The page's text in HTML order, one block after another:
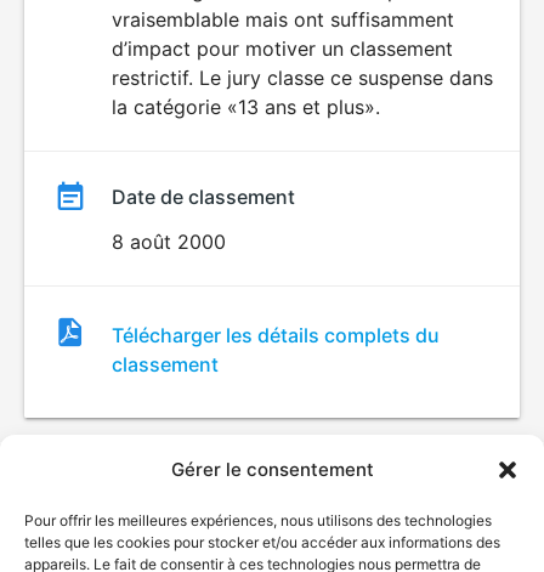
Gérer le consentement
Pour offrir les meilleures expériences, nous utilisons des technologies
telles que les cookies pour stocker et/ou accéder aux informations des
appareils. Le fait de consentir à ces technologies nous permettra de
vraisemblable mais ont suffisamment
d’impact pour motiver un classement
restrictif. Le jury classe ce suspense dans
la catégorie «13 ans et plus».
Date de classement
8 août 2000
Fichier
de
classement
Télécharger les détails complets du
classement